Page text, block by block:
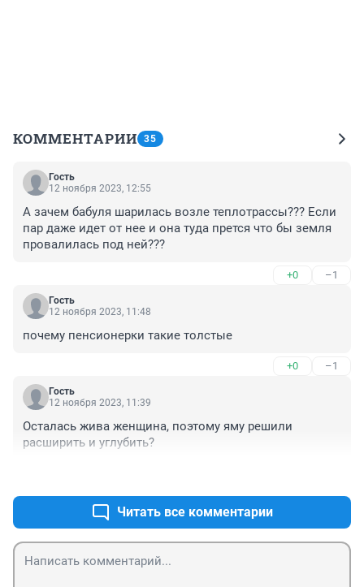
КОММЕНТАРИИ 35
Гость
12 ноября 2023, 12:55
А зачем бабуля шарилась возле теплотрассы??? Если
пар даже идет от нее и она туда прется что бы земля
провалилась под ней???
+0 –1
Гость
12 ноября 2023, 11:48
почему пенсионерки такие толстые
+0 –1
Гость
12 ноября 2023, 11:39
Осталась жива женщина, поэтому яму решили
расширить и углубить?
Читать все комментарии